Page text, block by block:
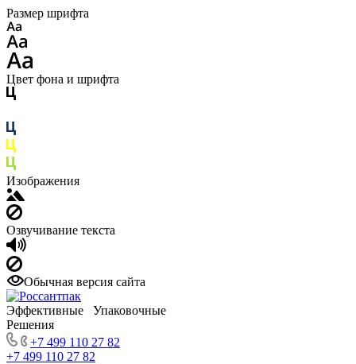
Размер шрифта
Цвет фона и шрифта
Изображения
Озвучивание текста
Обычная версия сайта
Эффективные Упаковочные
Решения
+7 499 110 27 82
+7 499 110 27 82